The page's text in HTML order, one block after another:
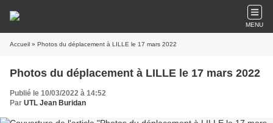
MENU
Accueil » Photos du déplacement à LILLE le 17 mars 2022
Photos du déplacement à LILLE le 17 mars 2022
Publié le 10/03/2022 à 14:52
Par UTL Jean Buridan